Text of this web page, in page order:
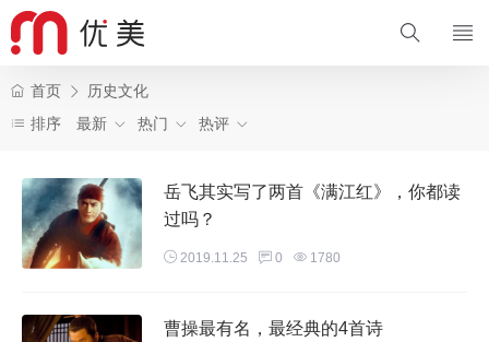
首页
历史文化
排序
最新 热门 热评
岳飞其实写了两首《满江红》，你都读
过吗？
2019.11.25 0 1780
曹操最有名，最经典的4首诗